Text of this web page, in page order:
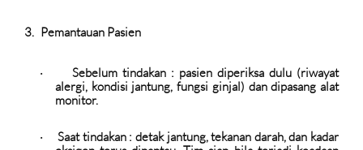
3. Pemantauan Pasien
· Sebelum tindakan : pasien diperiksa dulu (riwayat
alergi, kondisi jantung, fungsi ginjal) dan dipasang alat
monitor.
· Saat tindakan : detak jantung, tekanan darah, dan kadar